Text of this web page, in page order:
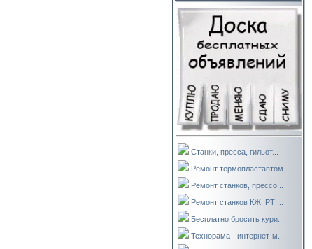
Станки, пресса, гильот...
Ремонт термопластавтом...
Ремонт станков, прессо...
Ремонт станков КЖ, РТ ...
Бесплатно бросить кури...
Технорама - интернет-м...